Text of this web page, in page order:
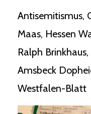
Antisemitismus
Maas Hessen
Ralph Brinkhaus
Amsbeck
Westfalen-Blatt